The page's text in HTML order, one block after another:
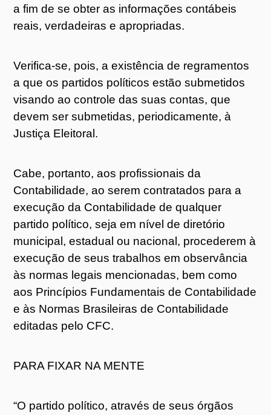
a fim de se obter as informações contábeis
reais, verdadeiras e apropriadas.
Verifica-se, pois, a existência de regramentos
a que os partidos políticos estão submetidos
visando ao controle das suas contas, que
devem ser submetidas, periodicamente, à
Justiça Eleitoral.
Cabe, portanto, aos profissionais da
Contabilidade, ao serem contratados para a
execução da Contabilidade de qualquer
partido político, seja em nível de diretório
municipal, estadual ou nacional, procederem à
execução de seus trabalhos em observância
às normas legais mencionadas, bem como
aos Princípios Fundamentais de Contabilidade
e às Normas Brasileiras de Contabilidade
editadas pelo CFC.
PARA FIXAR NA MENTE
“O partido político, através de seus órgãos